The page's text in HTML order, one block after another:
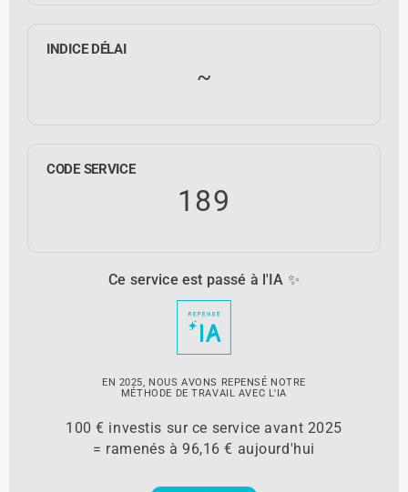
INDICE DÉLAI
~
CODE SERVICE
189
Ce service est passé à l'IA ✨
EN 2025, NOUS AVONS REPENSÉ NOTRE
MÉTHODE DE TRAVAIL AVEC L'IA
100 € investis sur ce service avant 2025
= ramenés à 96,16 € aujourd'hui